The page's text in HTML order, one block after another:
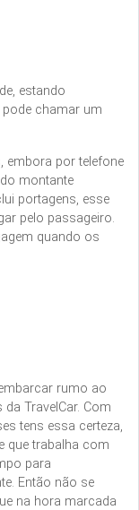
estando
pode chamar um
embora por telefone
montante
portagens, esse
pelo passageiro.
quando os
rumo ao
TravelCar. Com
tens essa certeza,
que trabalha com
para
Então não se
na hora marcada